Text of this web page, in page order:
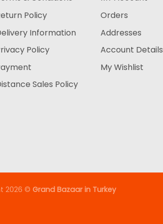
Policy
Information
Policy
Sales Policy
Orders
Addresses
Account Details
My Wishlist
2026 © Grand Bazaar in Turkey